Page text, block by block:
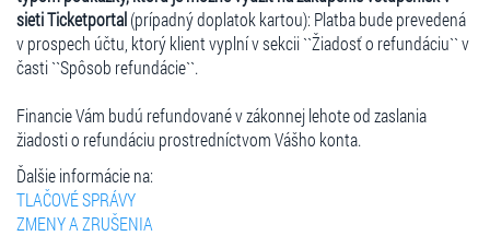
sieti Ticketportal(prípadný doplatok kartou): Platba bude prevedená
v prospech účtu, ktorý klient vyplní v sekcii ``Žiadosť o refundáciu`` v
časti ``Spôsob refundácie``.
Financie Vám budú refundované v zákonnej lehote od zaslania
žiadosti o refundáciu prostredníctvom Vášho konta.
Ďalšie informácie na:
TLAČOVÉ SPRÁVY
ZMENY A ZRUŠENIA